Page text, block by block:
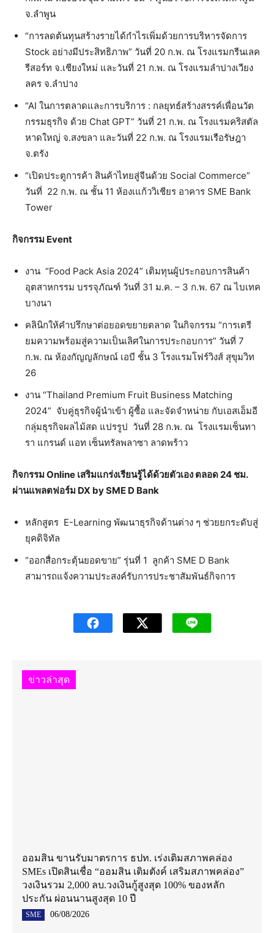
จ.ลำพูน
“การลดต้นทุนสร้างรายได้กำไรเพิ่มด้วยการบริหารจัดการ
Stock อย่างมีประสิทธิภาพ” วันที่ 20 ก.พ. ณ โรงแรมกรีนเลค
รีสอร์ท จ.เชียงใหม่ และวันที่ 21 ก.พ. ณ โรงแรมลำปางเวียง
ลคร จ.ลำปาง
“AI ในการตลาดและการบริการ : กลยุทธ์สร้างสรรค์เพื่อนวัต
กรรมธุรกิจ ด้วย Chat GPT” วันที่ 21 ก.พ. ณ โรงแรมคริสตัล
หาดใหญ่ จ.สงขลา และวันที่ 22 ก.พ. ณ โรงแรมเรือรัษฎา
จ.ตรัง
“เปิดประตูการค้า สินค้าไทยสู่จีนด้วย Social Commerce”
วันที่ 22 ก.พ. ณ ชั้น 11 ห้องเแก้ววิเชียร อาคาร SME Bank
Tower
กิจกรรม Event
งาน “Food Pack Asia 2024” เติมทุนผู้ประกอบการสินค้า
อุตสาหกรรม บรรจุภัณฑ์ วันที่ 31 ม.ค. – 3 ก.พ. 67 ณ ไบเทค
บางนา
คลินิกให้คำปรึกษาต่อยอดขยายตลาด ในกิจกรรม “การเตรี
ยมความพร้อมสู่ความเป็นเลิศในการประกอบการ” วันที่ 7
ก.พ. ณ ห้องกัญญลักษณ์ เอบี ชั้น 3 โรงแรมโฟร์วิงส์ สุขุมวิท
26
งาน “Thailand Premium Fruit Business Matching
2024” จับคู่ธุรกิจผู้นำเข้า ผู้ซื้อ และจัดจำหน่าย กับเอสเอ็มอี
กลุ่มธุรกิจผลไม้สด แปรรูป วันที่ 28 ก.พ. ณ โรงแรมเซ็นทา
รา แกรนด์ แอท เซ็นทรัลพลาซา ลาดพร้าว
กิจกรรม Online เสริมแกร่งเรียนรู้ได้ด้วยตัวเอง ตลอด 24 ชม.
ผ่านแพลตฟอร์ม DX by SME D Bank
หลักสูตร E-Learning พัฒนาธุรกิจด้านต่าง ๆ ช่วยยกระดับสู่
ยุคดิจิทัล
“ออกสื่อกระตุ้นยอดขาย” รุ่นที่ 1 ลูกค้า SME D Bank
สามารถแจ้งความประสงค์รับการประชาสัมพันธ์กิจการ
ข่าวล่าสุด
ออมสิน ขานรับมาตรการ ธปท. เร่งเติมสภาพคล่อง
SMEs เปิดสินเชื่อ “ออมสิน เติมตังค์ เสริมสภาพคล่อง”
วงเงินรวม 2,000 ลบ.วงเงินกู้สูงสุด 100% ของหลัก
ประกัน ผ่อนนานสูงสุด 10 ปี
SME 06/08/2026